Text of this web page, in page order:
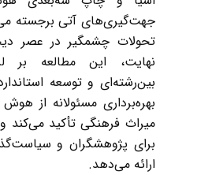
جهت‌گیری‌های آتی برجسته
تحولات چشمگیر در عصر
نهایت، این مطالعه بر
بین‌رشته‌ای و توسعه
بهره‌برداری مسئولانه از
میراث فرهنگی تأکید می‌کند و
برای پژوهشگران و
ارائه می‌دهد.